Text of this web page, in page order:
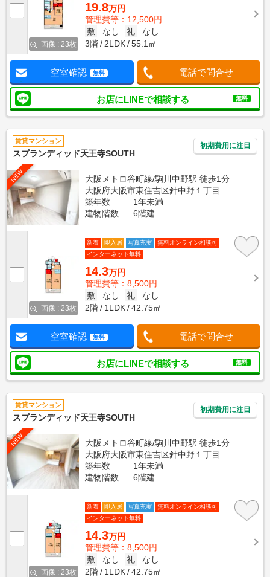
画像 : 23枚
19.8万円
管理費等：12,500円
敷
なし 礼
なし
3階
2LDK 55.1㎡
空室確認 無料 電話で問合せ
お店にLINEで相談する 無料
賃貸マンション
スプランディッド天王寺SOUTH
初期費用に注目
NEW
大阪メトロ谷町線/駒川中野駅 徒歩1分
大阪府大阪市東住吉区針中野１丁目
築年数
1年未満
建物階数
6階建
画像 : 23枚
新着 即入居 写真充実
無料オンライン相談可
インターネット無料
14.3万円
管理費等：8,500円
敷
なし 礼
なし
2階
1LDK 42.75㎡
空室確認 無料 電話で問合せ
お店にLINEで相談する 無料
賃貸マンション
スプランディッド天王寺SOUTH
初期費用に注目
NEW
大阪メトロ谷町線/駒川中野駅 徒歩1分
大阪府大阪市東住吉区針中野１丁目
築年数
1年未満
建物階数
6階建
画像 : 23枚
新着 即入居 写真充実
無料オンライン相談可
インターネット無料
14.3万円
管理費等：8,500円
敷
なし 礼
なし
2階
1LDK 42.75㎡